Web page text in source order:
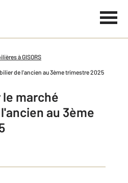
à GISORS
de l'ancien au 3ème trimestre 2025
marché
au 3ème